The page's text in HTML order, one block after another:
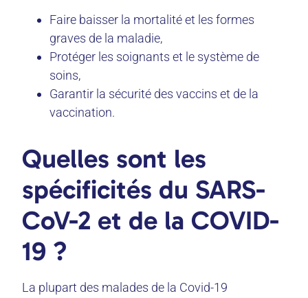
Faire baisser la mortalité et les formes
graves de la maladie,
Protéger les soignants et le système de
soins,
Garantir la sécurité des vaccins et de la
vaccination.
Quelles sont les
spécificités du SARS-
CoV-2 et de la COVID-
19 ?
La plupart des malades de la Covid-19